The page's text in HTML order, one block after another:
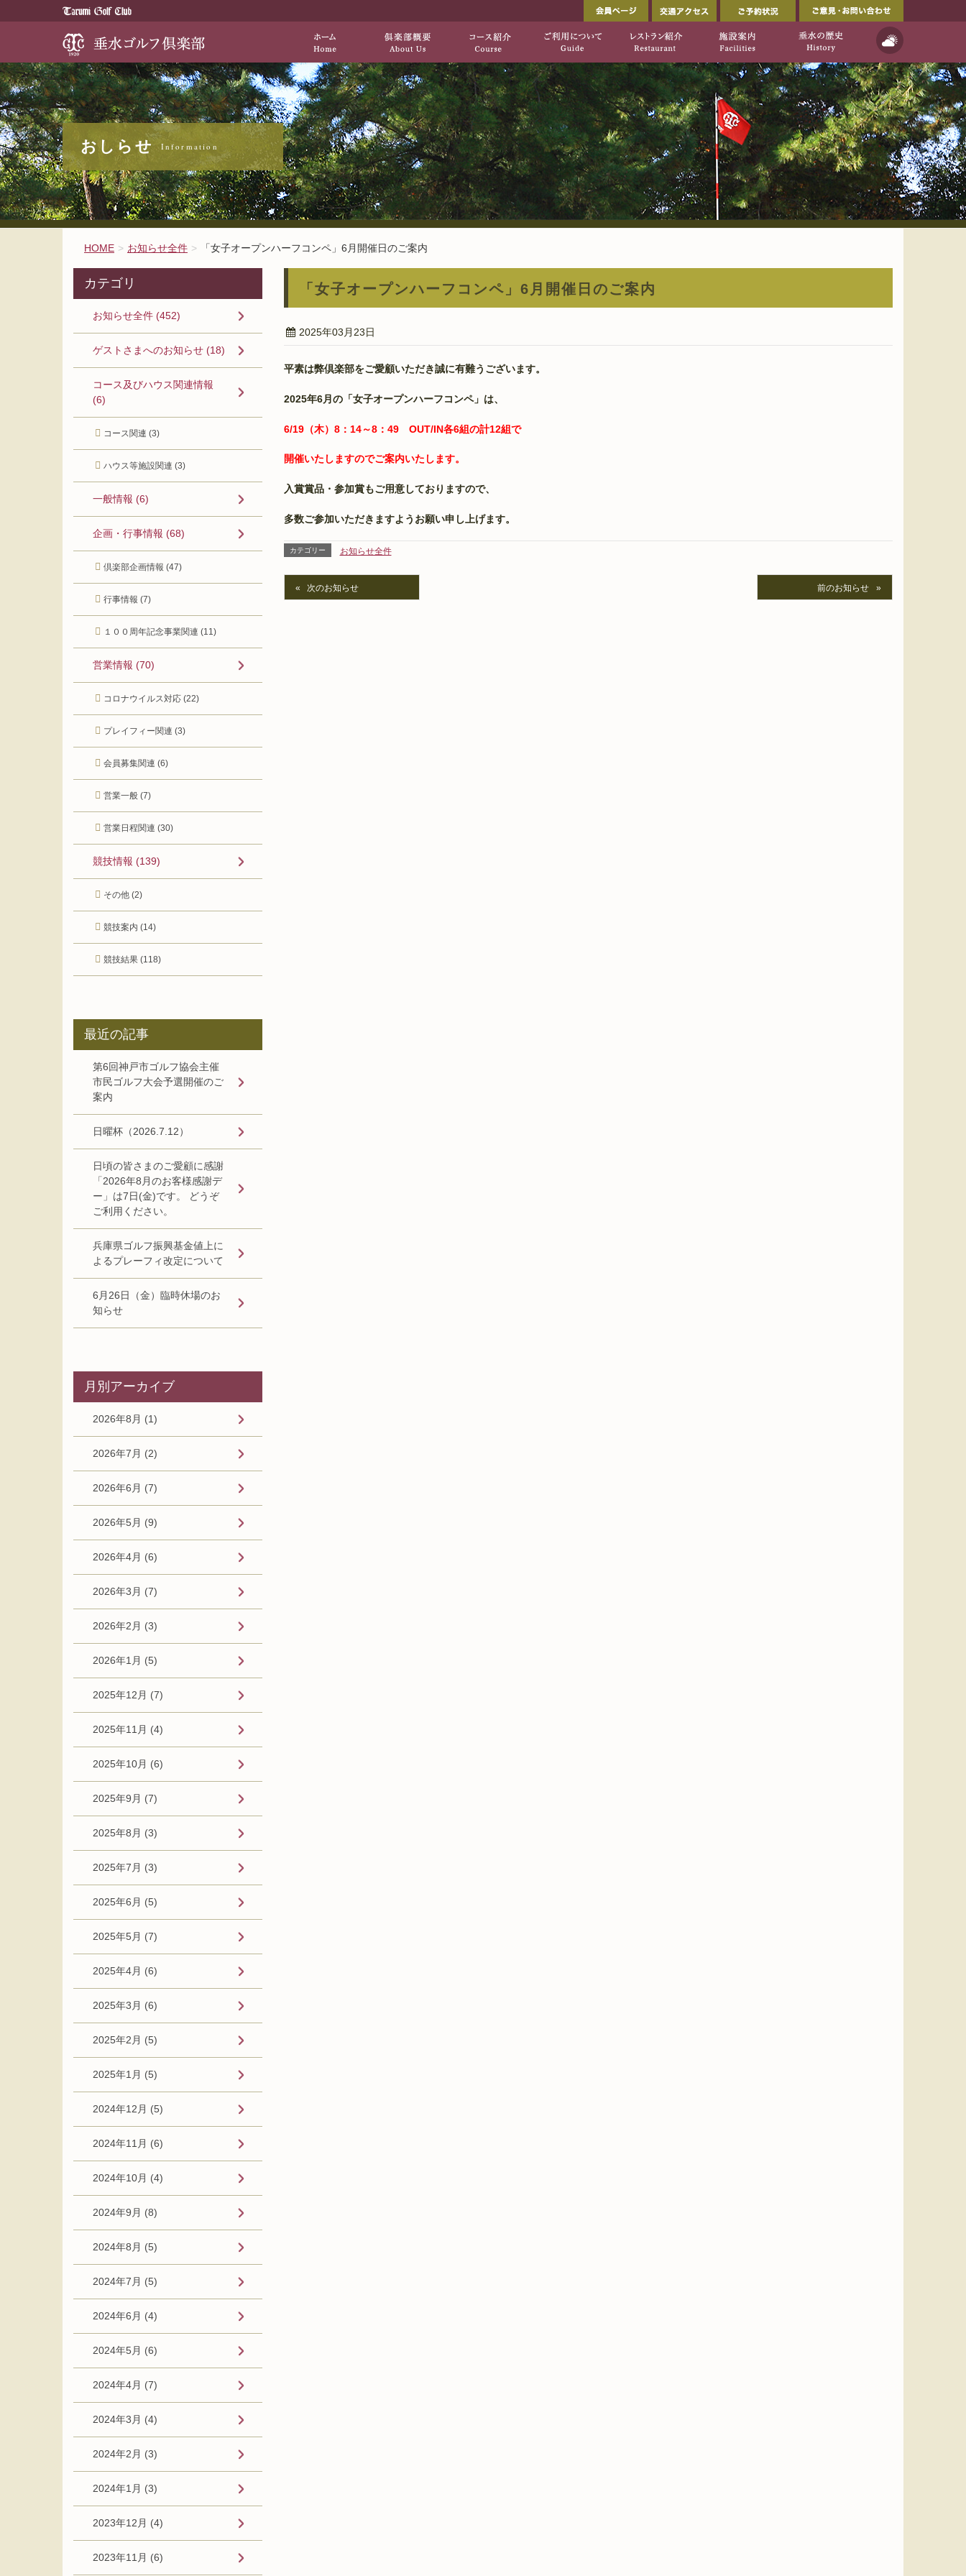
歴史と伝統が醸し出す、自然を生かした上質のコース「垂水ゴルフ倶楽部公式ウェブサイト」
垂水ゴルフ倶楽部[公式サイト]
HOME 倶楽部概要 コース紹介 ご利用について レストラン紹介 施設案内
お知らせ全件
HOME お知らせ全件 「女子オープンハーフコンペ」6月開催日のご案内
「女子オープンハーフコンペ」6月開催日のご案内
2025年03月23日
平素は弊倶楽部をご愛顧いただき誠に有難うございます。
2025年6月の「女子オープンハーフコンペ」は、
6/19（木）8：14～8：49 OUT/IN各6組の計12組で
開催いたしますのでご案内いたします。
入賞賞品・参加賞もご用意しておりますので、
多数ご参加いただきますようお願い申し上げます。
カテゴリー お知らせ全件
次のお知らせ 前のお知らせ
カテゴリ
お知らせ全件 (452)
ゲストさまへのお知らせ (18)
コース及びハウス関連情報
(6)
コース関連 (3)
ハウス等施設関連 (3)
一般情報 (6)
企画・行事情報 (68)
倶楽部企画情報 (47)
行事情報 (7)
１００周年記念事業関連 (11)
営業情報 (70)
コロナウイルス対応 (22)
プレイフィー関連 (3)
会員募集関連 (6)
営業一般 (7)
営業日程関連 (30)
競技情報 (139)
その他 (2)
競技案内 (14)
競技結果 (118)
最近の記事
第6回神戸市ゴルフ協会主催
市民ゴルフ大会予選開催のご
案内
日曜杯（2026.7.12）
日頃の皆さまのご愛顧に感謝
「2026年8月のお客様感謝デ
ー」は7日(金)です。 どうぞ
ご利用ください。
兵庫県ゴルフ振興基金値上に
よるプレーフィ改定について
6月26日（金）臨時休場のお
知らせ
月別アーカイブ
2026年8月 (1)
2026年7月 (2)
2026年6月 (7)
2026年5月 (9)
2026年4月 (6)
2026年3月 (7)
2026年2月 (3)
2026年1月 (5)
2025年12月 (7)
2025年11月 (4)
2025年10月 (6)
2025年9月 (7)
2025年8月 (3)
2025年7月 (3)
2025年6月 (5)
2025年5月 (7)
2025年4月 (6)
2025年3月 (6)
2025年2月 (5)
2025年1月 (5)
2024年12月 (5)
2024年11月 (6)
2024年10月 (4)
2024年9月 (8)
2024年8月 (5)
2024年7月 (5)
2024年6月 (4)
2024年5月 (6)
2024年4月 (7)
2024年3月 (4)
2024年2月 (3)
2024年1月 (3)
2023年12月 (4)
2023年11月 (6)